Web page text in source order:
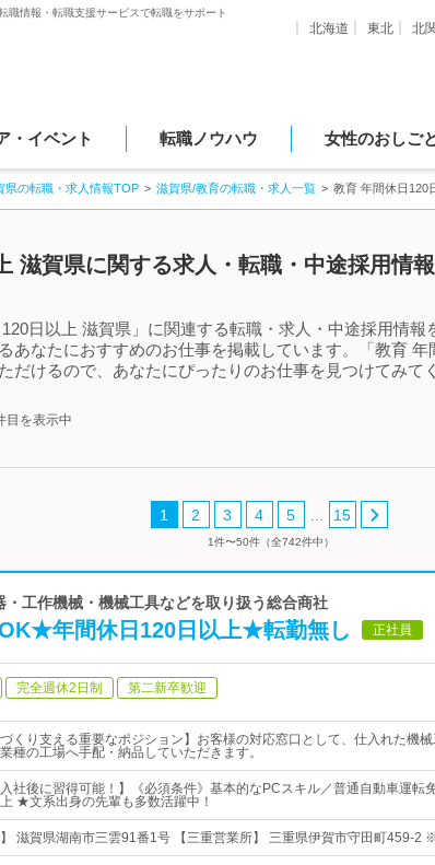
職情報・転職支援サービスで転職をサポート
北海道 東北 北
・イベント 転職ノウハウ 女性のおしご
県の転職・求人情報TOP 滋賀県/教育の転職・求人一覧 教育 年間休日120
滋賀県に関する求人・転職・中途採用情
日以上 滋賀県」に関連する転職・求人・中途採用情
あなたにおすすめのお仕事を掲載しています。「教育
だけるので、あなたにぴったりのお仕事を見つけてみて
目を表示中
1 2 3 4 5 15
1件〜50件（全742件中）
工作機械・機械工具などを取り扱う総合商社
OK★年間休日120日以上★転勤無し 正社員
完全週休2日制 第二新卒歓迎
づくり支える重要なポジション】お客様の対応窓口として、仕入れた機
種の工場へ手配・納品していただきます。
入社後に習得可能！】《必須条件》基本的なPCスキル／普通自動車運転
★文系出身の先輩も多数活躍中！
】 滋賀県湖南市三雲91番1号 【三重営業所】 三重県伊賀市守田町459-